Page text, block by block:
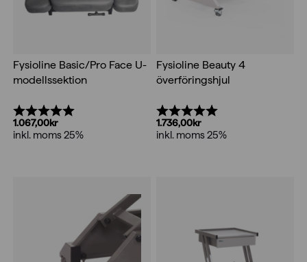
Fysioline Basic/Pro Face U-
modellssektion
Betyg:
1.067,00kr
inkl. moms 25%
Fysioline Beauty 4
överföringshjul
Betyg:
1.736,00kr
inkl. moms 25%